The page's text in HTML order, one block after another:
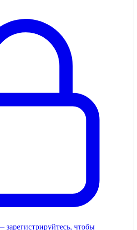
чтобы